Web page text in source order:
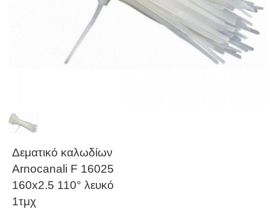
Δεματικό καλωδίων
Arnocanali F 16025
160x2.5 110° λευκό
1τμχ